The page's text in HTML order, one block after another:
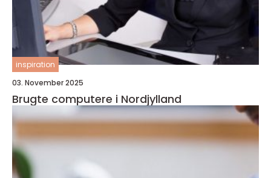
inspiration
03. November 2025
Brugte computere i Nordjylland